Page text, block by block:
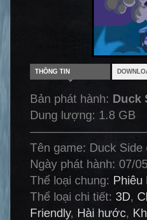
THÔNG TIN
Bản phát hành: Duck
Dung lượng: 1.8 GB
Tên game: Duck Side
Ngày phát hành: 07/
Thể loại chung: Phiêu
Thể loại chi tiết: 3D,
Friendly, Hài hước,